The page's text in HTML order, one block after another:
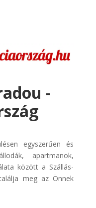
-
egyszerűen és
apartmanok,
között a Szállás-
meg az Önnek